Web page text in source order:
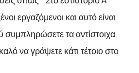
εργαζόμενοι και αυτό είναι
τα αντίστοιχα
να γράψετε κάτι τέτοιο στο